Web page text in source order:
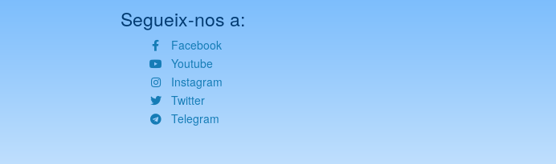
Segueix-nos a:
Facebook
Youtube
Instagram
Twitter
Telegram